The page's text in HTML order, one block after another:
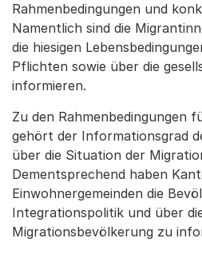
Rahmenbedingungen und
Namentlich sind die
die hiesigen
Pflichten sowie über die
informieren.
Zu den Rahmenbedingungen
gehört der Informationsgrad
über die Situation der
Dementsprechend haben
Einwohnergemeinden die
Integrationspolitik und über
Migrationsbevölkerung zu